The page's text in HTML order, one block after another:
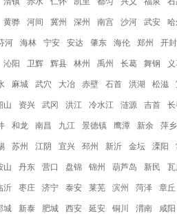
黄骅 河间 冀州 深州 南宫 沙河 武安
河 海林 宁安 安达 肇东 海伦 郑州 开封
沁阳 卫辉 辉县 林州 禹州 长葛 舞钢
麻城 武穴 大冶 赤壁 石首 洪湖 松滋
山 资兴 武冈 洪江 冷水江 涟源 吉首 长
和龙 南昌 九江 景德镇 鹰潭 新余 萍乡
苏州 江阴 宜兴 邳州 新沂 金坛 溧阳
山 丹东 营口 盘锦 锦州 葫芦岛 新民
沂 枣庄 济宁 泰安 莱芜 滨州 菏泽 章丘
城 新泰 肥城 西安 延安 铜川 渭南 咸阳